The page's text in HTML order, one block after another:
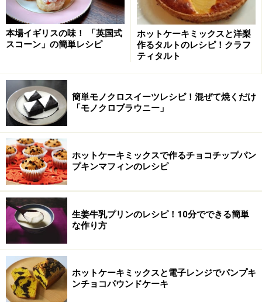
2
皮を電子レンジにかける
スライスした甘夏の皮を耐熱容器に入れ、蓋をして、
1000wの電子レンジで3分加熱します。熱のあたり方に
ムラが出るので、途中、上下を返すようにします。
本場イギリスの味！ 「英国式
スコーン」の簡単レシピ
ホットケーキミックスと洋梨
作るタルトのレシピ！クラフ
ティタルト
簡単モノクロスイーツレシピ！混ぜて焼くだけ
「モノクロブラウニー」
ホットケーキミックスで作るチョコチップパン
プキンマフィンのレシピ
生姜牛乳プリンのレシピ！10分でできる簡単
な作り方
ホットケーキミックスと電子レンジでパンプキ
ンチョコパウンドケーキ